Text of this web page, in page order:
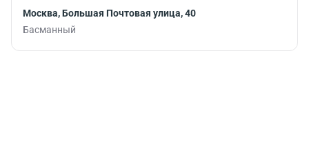
Москва, Большая Почтовая улица, 40
Басманный